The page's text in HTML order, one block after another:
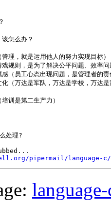
怎么办？
理，就是运用他人的努力实现目标）
规则，是为了解决公平问题、效率问
（员工心态出现问题，是管理者的责
（万达是军队，万达是学校，万达
训是第二生产力）
处理?
pipermail/language-c/